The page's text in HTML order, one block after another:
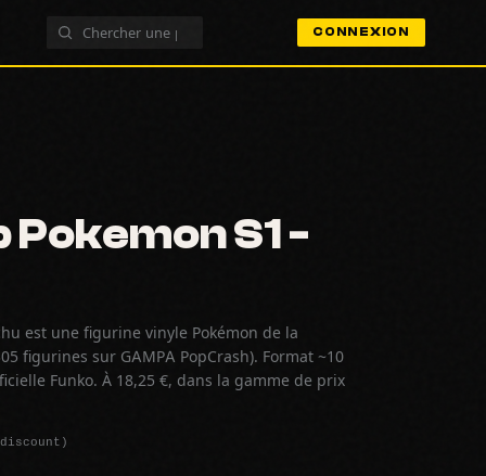
CONNEXION
Pokemon S1 -
est une figurine vinyle Pokémon de la
figurines sur GAMPA PopCrash). Format ~10
Funko. À 18,25 €, dans la gamme de prix